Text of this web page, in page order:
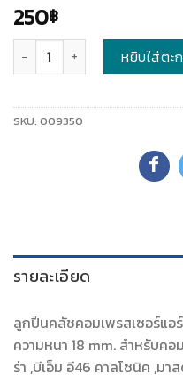
250฿
หยิบใส่ตะ
SKU: 009350
รายละเอียด
ลูกปืนคลัชคอมเพรสเซอร์แอ
ความหนา 18 mm. สำหรับค
ร่า ,บีเอ็ม อี46 คาลโซนิค ,มา